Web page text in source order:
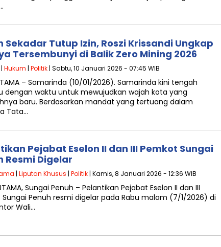
Sekadar Tutup Izin, Roszi Krissandi Ungkap
Tersembunyi di Balik Zero Mining 2026
| Hukum | Politik | Sabtu, 10 Januari 2026 - 07:45 WIB
– Samarinda (10/01/2026). Samarinda kini tengah
dengan waktu untuk mewujudkan wajah kota yang
baru. Berdasarkan mandat yang tertuang dalam
Tata…
Pejabat Eselon II dan III Pemkot Sungai
Resmi Digelar
| Liputan Khusus | Politik | Kamis, 8 Januari 2026 - 12:36 WIB
Sungai Penuh – Pelantikan Pejabat Eselon II dan III
Sungai Penuh resmi digelar pada Rabu malam (7/1/2026) di
Wali…